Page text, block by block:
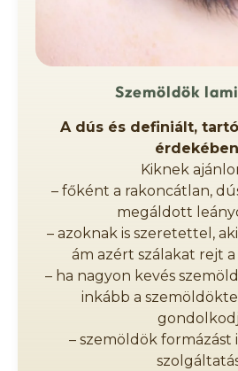
Szemöldök
A dús és definiált,
Kiknek
– főként a rakoncátlan,
megáldott
– azoknak is szeretettel,
ám azért szálakat rejt
– ha nagyon kevés
inkább a
gondolkodj
– szemöldök formázást